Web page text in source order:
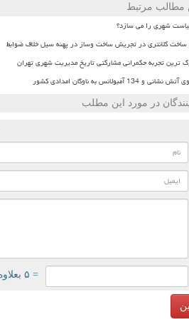
مطالب مرتبط
شهری را می سازد؟
کلانتری در تجریش ساخت وساز در پهنه سیل خلاف ضوابط
ترین تجربه حکمرانی مشارکتی تاریخ مدیریت شهری تهران
در مورد این مطلب
= ۵ بعلاوه ۵